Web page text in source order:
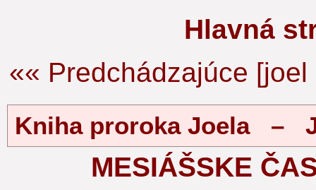
Hlavná
«« Predchádzajúce [joel
Kniha proroka Joela –
MESIÁŠSKE